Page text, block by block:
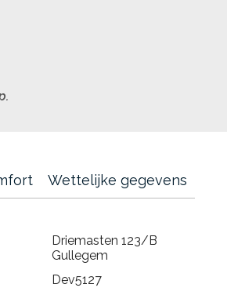
Wettelijke gegevens
Driemasten 123/B
Gullegem
Dev5127